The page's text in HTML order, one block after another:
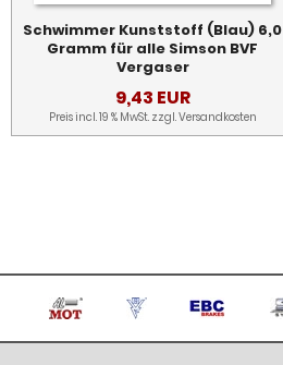
Schwimmer Kunststoff (Blau) 6,0
Gramm für alle Simson BVF
Vergaser
9,43 EUR
Preis incl. 19 % MwSt. zzgl.Versandkosten